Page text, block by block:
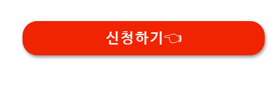
신청하기👈